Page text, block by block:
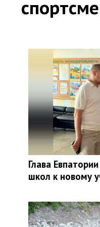
Глава
школ к новому